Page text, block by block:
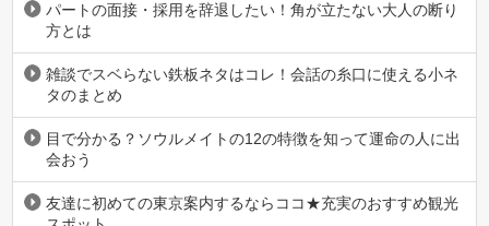
パートの面接・採用を辞退したい！角が立たない大人の断り
方とは
雑談でスベらない鉄板ネタはコレ！会話の糸口に使える小ネ
タのまとめ
目で分かる？ソウルメイトの12の特徴を知って運命の人に出
会おう
友達に初めての東京案内するならココ★充実のおすすめ観光